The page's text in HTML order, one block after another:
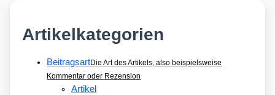
Artikelkategorien
BeitragsartDie Art des Artikels, also beispielsweise
Kommentar oder Rezension
Artikel